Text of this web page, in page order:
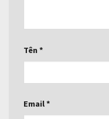
Tên*
Email*